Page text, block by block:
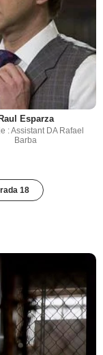
Raul Esparza
: Assistant DA Rafael
Barba
18